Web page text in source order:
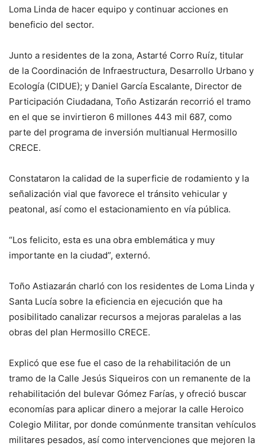
Loma Linda de hacer equipo y continuar acciones en
beneficio del sector.
Junto a residentes de la zona, Astarté Corro Ruíz, titular
de la Coordinación de Infraestructura, Desarrollo Urbano y
Ecología (CIDUE); y Daniel García Escalante, Director de
Participación Ciudadana, Toño Astizarán recorrió el tramo
en el que se invirtieron 6 millones 443 mil 687, como
parte del programa de inversión multianual Hermosillo
CRECE.
Constataron la calidad de la superficie de rodamiento y la
señalización vial que favorece el tránsito vehicular y
peatonal, así como el estacionamiento en vía pública.
“Los felicito, esta es una obra emblemática y muy
importante en la ciudad”, externó.
Toño Astiazarán charló con los residentes de Loma Linda y
Santa Lucía sobre la eficiencia en ejecución que ha
posibilitado canalizar recursos a mejoras paralelas a las
obras del plan Hermosillo CRECE.
Explicó que ese fue el caso de la rehabilitación de un
tramo de la Calle Jesús Siqueiros con un remanente de la
rehabilitación del bulevar Gómez Farías, y ofreció buscar
economías para aplicar dinero a mejorar la calle Heroico
Colegio Militar, por donde comúnmente transitan vehículos
militares pesados, así como intervenciones que mejoren la